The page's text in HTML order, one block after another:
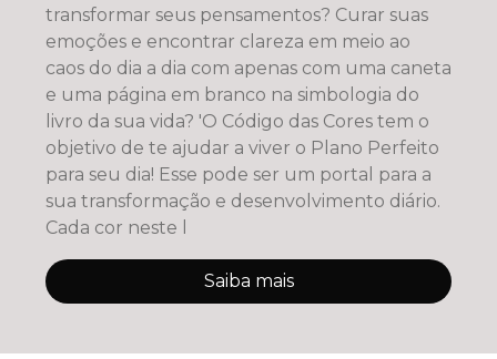
transformar seus pensamentos? Curar suas
emoções e encontrar clareza em meio ao
caos do dia a dia com apenas com uma caneta
e uma página em branco na simbologia do
livro da sua vida? 'O Código das Cores tem o
objetivo de te ajudar a viver o Plano Perfeito
para seu dia! Esse pode ser um portal para a
sua transformação e desenvolvimento diário.
Cada cor neste l
Saiba mais